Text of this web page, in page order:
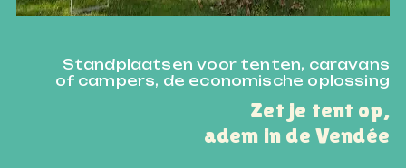
Standplaatsen voor tenten, caravans
of campers, de economische oplossing
Zet je tent op,
adem in de Vendée